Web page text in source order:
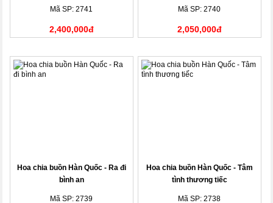
Mã SP: 2741
2,400,000đ
Mã SP: 2740
2,050,000đ
Hoa chia buồn Hàn Quốc - Ra đi
bình an
Mã SP: 2739
Hoa chia buồn Hàn Quốc - Tâm
tình thương tiếc
Mã SP: 2738